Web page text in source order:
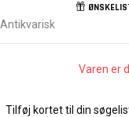
Antikvarisk
Varen er
Tilføj kortet til din